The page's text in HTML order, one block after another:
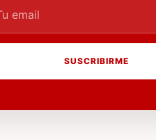
SUSCRIBIRME